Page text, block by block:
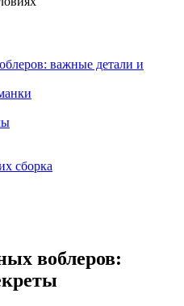
важные детали и
сборка
воблеров: